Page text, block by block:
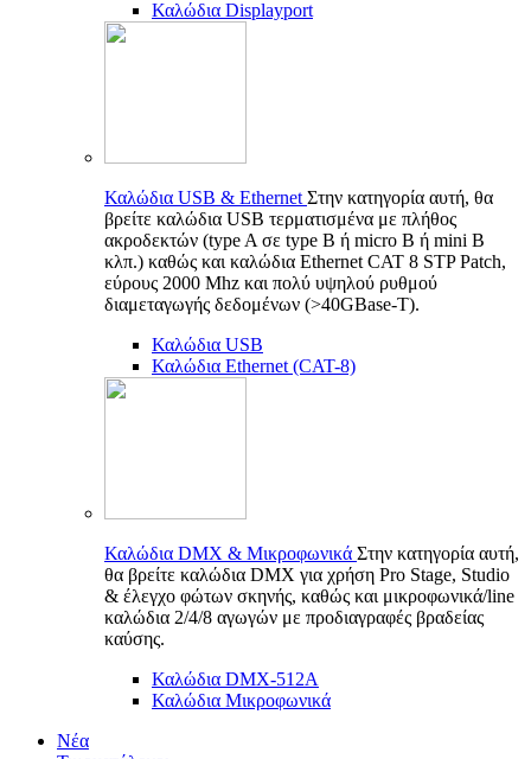
Καλώδια Displayport
Καλώδια USB & Ethernet Στην κατηγορία αυτή, θα
βρείτε καλώδια USB τερματισμένα με πλήθος
ακροδεκτών (type A σε type B ή micro B ή mini B
κλπ.) καθώς και καλώδια Ethernet CAT 8 STP Patch,
εύρους 2000 Mhz και πολύ υψηλού ρυθμού
διαμεταγωγής δεδομένων (>40GBase-T).
Καλώδια USB
Καλώδια Ethernet (CAT-8)
Καλώδια DMX & Μικροφωνικά Στην κατηγορία αυτή,
θα βρείτε καλώδια DMX για χρήση Pro Stage, Studio
& έλεγχο φώτων σκηνής, καθώς και μικροφωνικά/line
καλώδια 2/4/8 αγωγών με προδιαγραφές βραδείας
καύσης.
Καλώδια DMX-512A
Καλώδια Μικροφωνικά
Νέα